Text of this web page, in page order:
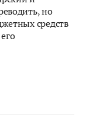
но
средств